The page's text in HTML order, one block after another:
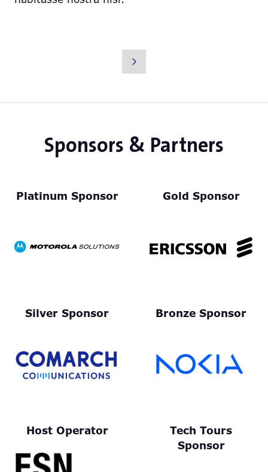
Sponsors & Partners
Platinum Sponsor Gold Sponsor
Silver Sponsor Bronze Sponsor
Host Operator
Tech Tours
Sponsor